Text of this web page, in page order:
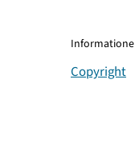
Copyright